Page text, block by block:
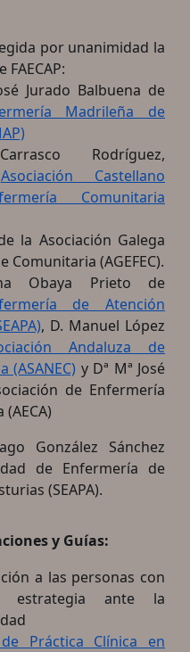
por unanimidad la
Jurado Balbuena de
Madrileña de
Carrasco Rodríguez,
Asociación Castellano
Comunitaria
la Asociación Galega
Comunitaria (AGEFEC).
Obaya Prieto de
de Atención
, D. Manuel López
Andaluza de
y Dª Mª José
de Enfermería
González Sánchez
de Enfermería de
(SEAPA).
y Guías:
a las personas con
estrategia ante la
Práctica Clínica en